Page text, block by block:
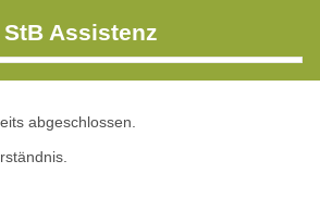
Assistenz
abgeschlossen.